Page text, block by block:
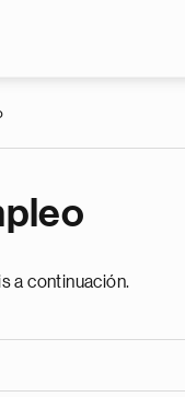
a continuación.